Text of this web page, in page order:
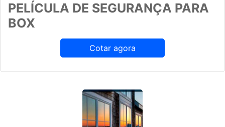
PELÍCULA DE SEGURANÇA PARA
BOX
Cotar agora